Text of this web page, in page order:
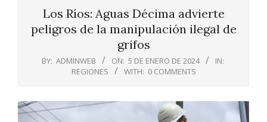
Los Ríos: Aguas Décima advierte
peligros de la manipulación ilegal de
grifos
BY: ADMINWEB ON: 5 DE ENERO DE 2024
IN:
REGIONES
WITH: 0 COMMENTS